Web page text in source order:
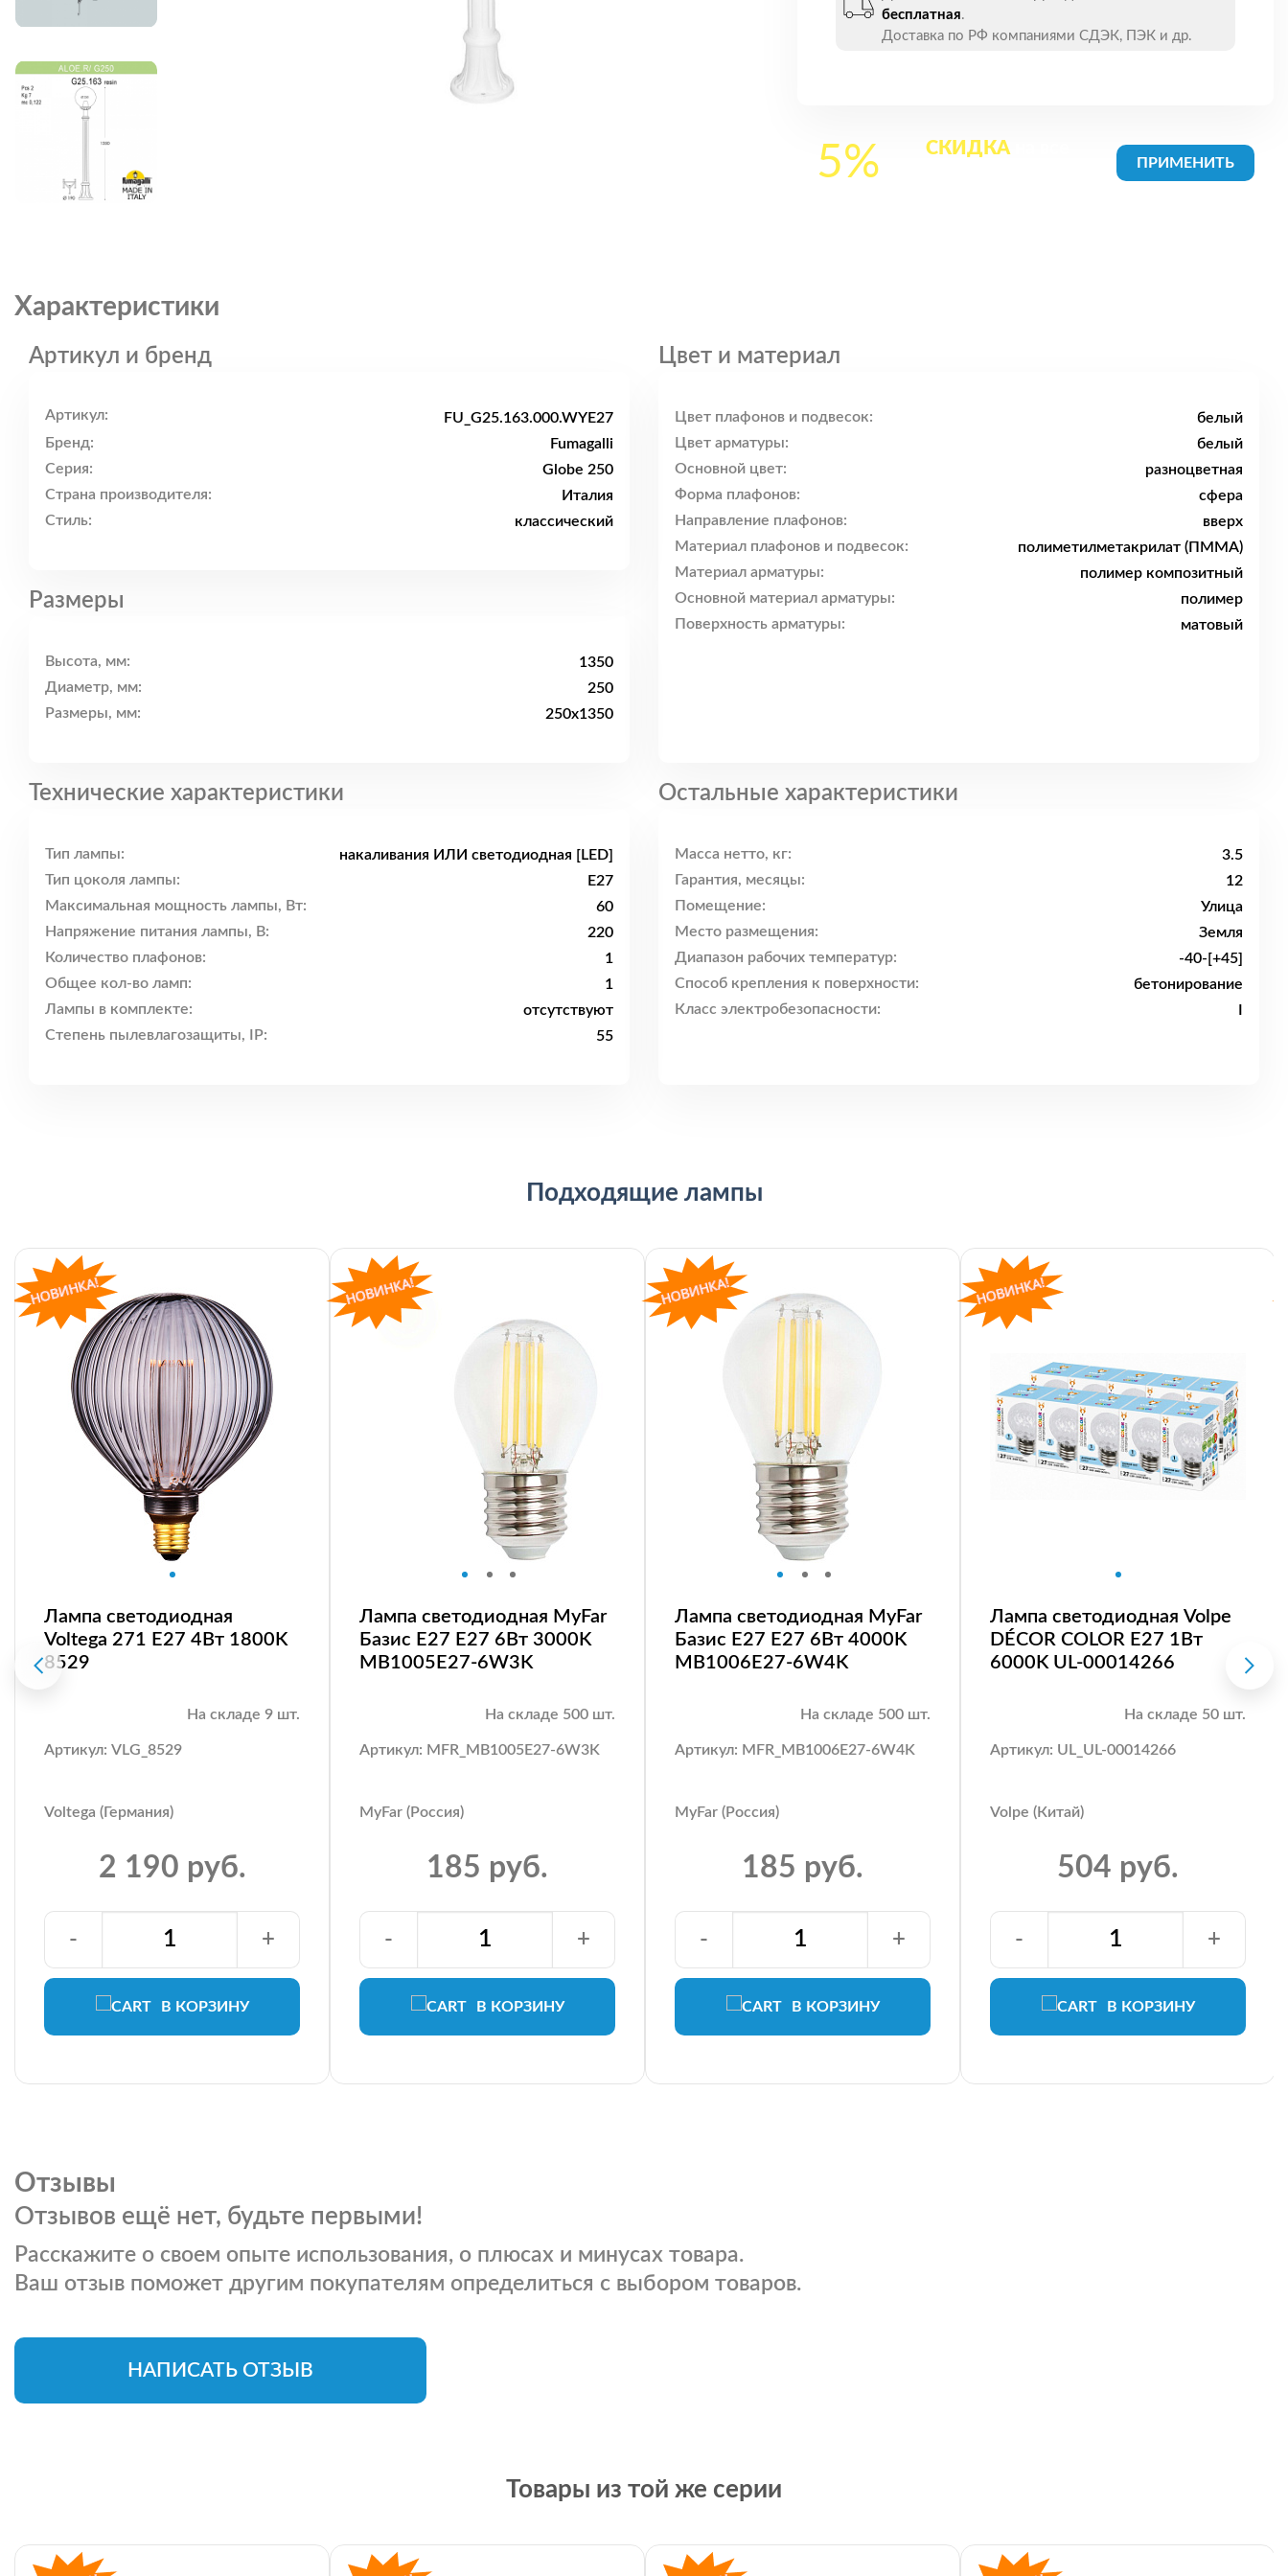
бесплатная.
Доставка по РФ компаниями СДЭК, ПЭК и др.
5% СКИДКА
Характеристики
Артикул и бренд
Артикул:
FU_G25.163.000.WYE27
Бренд:
Fumagalli
Серия:
Globe 250
Страна производителя:
Италия
Стиль:
классический
Размеры
Высота, мм:
1350
Диаметр, мм:
250
Размеры, мм:
250x1350
Цвет и материал
Цвет плафонов и подвесок:
белый
Цвет арматуры:
белый
Основной цвет:
разноцветная
Форма плафонов:
сфера
Направление плафонов:
вверх
Материал плафонов и подвесок:
полиметилметакрилат (ПММА)
Материал арматуры:
полимер композитный
Основной материал арматуры:
полимер
Поверхность арматуры:
матовый
Технические характеристики
Тип лампы:
накаливания ИЛИ светодиодная [LED]
Тип цоколя лампы:
E27
Максимальная мощность лампы, Вт:
60
Напряжение питания лампы, В:
220
Количество плафонов:
1
Общее кол-во ламп:
1
Лампы в комплекте:
отсутствуют
Степень пылевлагозащиты, IP:
55
Остальные характеристики
Масса нетто, кг:
3.5
Гарантия, месяцы:
12
Помещение:
Улица
Место размещения:
Земля
Диапазон рабочих температур:
-40-[+45]
Способ крепления к поверхности:
бетонирование
Класс электробезопасности:
I
Подходящие лампы
Лампа светодиодная
Voltega 271 E27 4Вт 1800K
8529
На складе 9 шт.
Артикул: VLG_8529
Voltega (Германия)
2 190 руб.
В КОРЗИНУ
- +
Лампа светодиодная MyFar
Базис E27 E27 6Вт 3000K
MB1005E27-6W3K
На складе 500 шт.
Артикул: MFR_MB1005E27-6W3K
MyFar (Россия)
185 руб.
В КОРЗИНУ
- +
Лампа светодиодная MyFar
Базис E27 E27 6Вт 4000K
MB1006E27-6W4K
На складе 500 шт.
Артикул: MFR_MB1006E27-6W4K
MyFar (Россия)
185 руб.
В КОРЗИНУ
- +
Лампа светодиодная Volpe
DÉCOR COLOR E27 1Вт
6000K UL-00014266
На складе 50 шт.
Артикул: UL_UL-00014266
Volpe (Китай)
504 руб.
В КОРЗИНУ
- +
Отзывы
Отзывов ещё нет, будьте первыми!
Расскажите о своем опыте использования, о плюсах и минусах товара.
Ваш отзыв поможет другим покупателям определиться с выбором товаров.
НАПИСАТЬ ОТЗЫВ
Товары из той же серии